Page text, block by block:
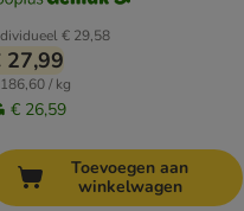
€ 29,58
27,99
/ kg
€ 26,59
Toevoegen aan
winkelwagen